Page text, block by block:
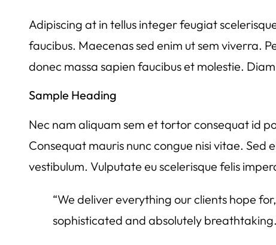
Adipiscing at in tellus integer feugiat
faucibus. Maecenas sed enim ut sem viverra.
donec massa sapien faucibus et molestie.
Sample Heading
Nec nam aliquam sem et tortor consequat id
Consequat mauris nunc congue nisi vitae.
vestibulum. Vulputate eu scelerisque felis
“We deliver everything our clients hope
sophisticated and absolutely